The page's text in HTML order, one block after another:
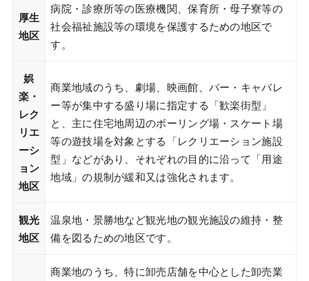
厚生
地区
病院・診療所等の医療機関、保育所・母子寮等の
社会福祉施設等の環境を保護するための地区で
す。
娯
楽・
レク
リエ
ーシ
ョン
地区
商業地域のうち、劇場、映画館、バー・キャバレ
ー等が集中する盛り場に指定する「歓楽街型」
と、主に住宅地周辺のボーリング場・スケート場
等の遊技場を対象とする「レクリエーション施設
型」などがあり、それぞれの目的に沿って「用途
地域」の規制が緩和又は強化されます。
観光
地区
温泉地・景勝地など観光地の観光施設の維持・整
備を図るための地区です。
商業地のうち、特に卸売店舗を中心とした卸売業